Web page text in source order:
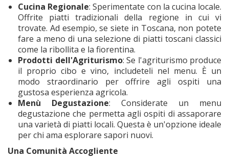
Cucina Regionale: Sperimentate con la cucina locale.
Offrite piatti tradizionali della regione in cui vi
trovate. Ad esempio, se siete in Toscana, non potete
fare a meno di una selezione di piatti toscani classici
come la ribollita e la fiorentina.
Prodotti dell'Agriturismo: Se l'agriturismo produce
il proprio cibo e vino, includeteli nel menu. È un
modo straordinario per offrire agli ospiti una
gustosa esperienza agricola.
Menù Degustazione: Considerate un menu
degustazione che permetta agli ospiti di assaporare
una varietà di piatti locali. Questa è un'opzione ideale
per chi ama esplorare sapori nuovi.
Una Comunità Accogliente